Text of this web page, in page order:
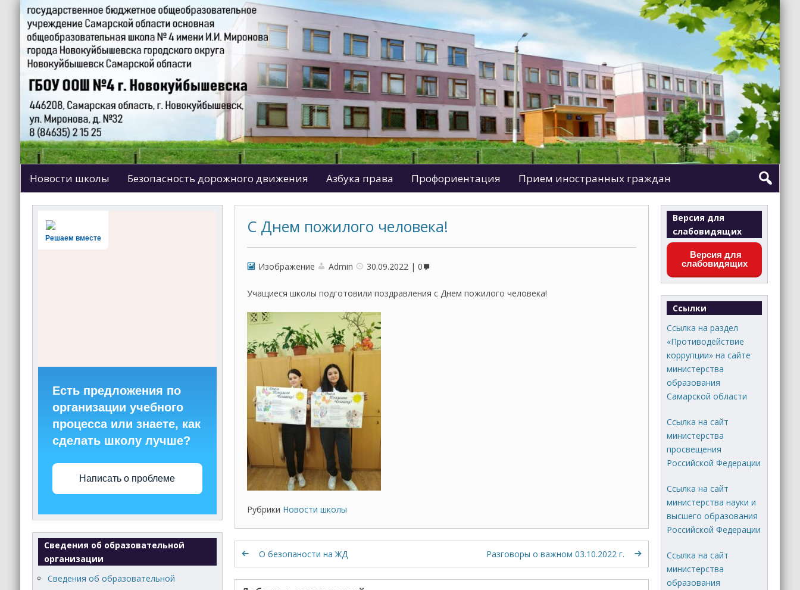
Новости школы Безопасность дорожного движения Азбука права Профориентация Прием иностранных граждан
С Днем пожилого человека!
Изображение Admin 30.09.2022 0
Учащиеся школы подготовили поздравления с Днем пожилого человека!
Рубрики Новости школы
О безопаности на ЖД Разговоры о важном 03.10.2022 г.
Решаем вместе
Есть предложения по
организации учебного
процесса или знаете, как
сделать школу лучше?
Написать о проблеме
Сведения об образовательной
организации
Сведения об образовательной
Версия для
слабовидящих
Версия для
слабовидящих
Ссылки
Ссылка на раздел
«Противодействие
коррупции» на сайте
министерства
образования
Самарской области
Ссылка на сайт
министерства
просвещения
Российской Федерации
Ссылка на сайт
министерства науки и
высшего образования
Российской Федерации
Ссылка на сайт
министерства
образования